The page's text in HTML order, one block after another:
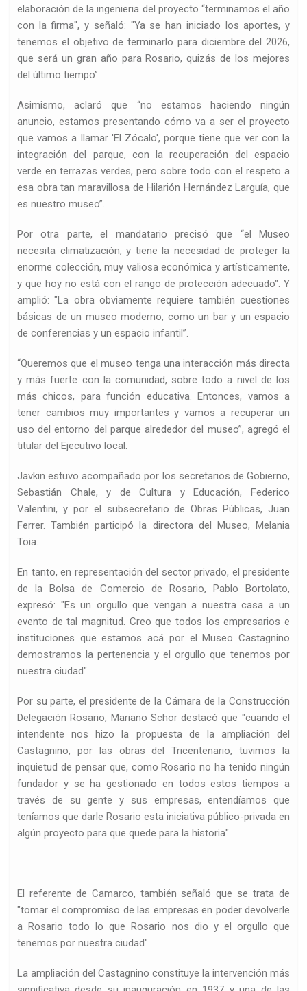
elaboración de la ingenieria del proyecto “terminamos el año
con la firma", y señaló: "Ya se han iniciado los aportes, y
tenemos el objetivo de terminarlo para diciembre del 2026,
que será un gran año para Rosario, quizás de los mejores
del último tiempo”.
Asimismo, aclaró que “no estamos haciendo ningún
anuncio, estamos presentando cómo va a ser el proyecto
que vamos a llamar 'El Zócalo', porque tiene que ver con la
integración del parque, con la recuperación del espacio
verde en terrazas verdes, pero sobre todo con el respeto a
esa obra tan maravillosa de Hilarión Hernández Larguía, que
es nuestro museo”.
Por otra parte, el mandatario precisó que “el Museo
necesita climatización, y tiene la necesidad de proteger la
enorme colección, muy valiosa económica y artísticamente,
y que hoy no está con el rango de protección adecuado". Y
amplió: "La obra obviamente requiere también cuestiones
básicas de un museo moderno, como un bar y un espacio
de conferencias y un espacio infantil”.
“Queremos que el museo tenga una interacción más directa
y más fuerte con la comunidad, sobre todo a nivel de los
más chicos, para función educativa. Entonces, vamos a
tener cambios muy importantes y vamos a recuperar un
uso del entorno del parque alrededor del museo”, agregó el
titular del Ejecutivo local.
Javkin estuvo acompañado por los secretarios de Gobierno,
Sebastián Chale, y de Cultura y Educación, Federico
Valentini, y por el subsecretario de Obras Públicas, Juan
Ferrer. También participó la directora del Museo, Melania
Toia.
En tanto, en representación del sector privado, el presidente
de la Bolsa de Comercio de Rosario, Pablo Bortolato,
expresó: "Es un orgullo que vengan a nuestra casa a un
evento de tal magnitud. Creo que todos los empresarios e
instituciones que estamos acá por el Museo Castagnino
demostramos la pertenencia y el orgullo que tenemos por
nuestra ciudad".
Por su parte, el presidente de la Cámara de la Construcción
Delegación Rosario, Mariano Schor destacó que "cuando el
intendente nos hizo la propuesta de la ampliación del
Castagnino, por las obras del Tricentenario, tuvimos la
inquietud de pensar que, como Rosario no ha tenido ningún
fundador y se ha gestionado en todos estos tiempos a
través de su gente y sus empresas, entendíamos que
teníamos que darle Rosario esta iniciativa público-privada en
algún proyecto para que quede para la historia".
El referente de Camarco, también señaló que se trata de
"tomar el compromiso de las empresas en poder devolverle
a Rosario todo lo que Rosario nos dio y el orgullo que
tenemos por nuestra ciudad".
La ampliación del Castagnino constituye la intervención más